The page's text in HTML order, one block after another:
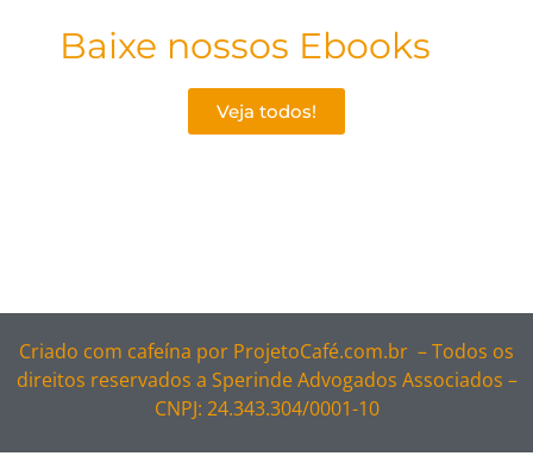
Baixe nossos Ebooks
Veja todos!
Criado com cafeína por ProjetoCafé.com.br –Todos os
direitos reservados a Sperinde Advogados Associados –
CNPJ: 24.343.304/0001-10